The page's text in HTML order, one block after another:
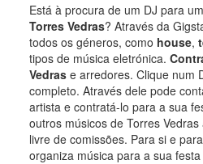
Está à procura de um DJ para
Torres Vedras? Através da
todos os géneros, como house,
tipos de música eletrónica.
Vedrase arredores. Clique num
completo. Através dele pode
artista e contratá-lo para a sua
outros músicos de Torres
livre de comissões. Para si e
organiza música para a sua